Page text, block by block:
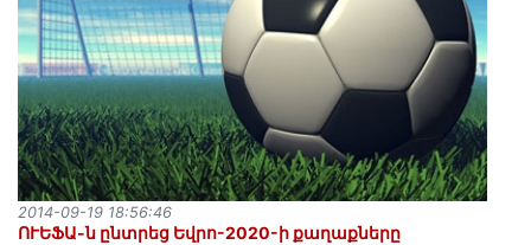
ՈՒԵՖԱ-ն ընտրեց Եվրո-2020-ի քաղաքները
2014-09-19 18:56:46